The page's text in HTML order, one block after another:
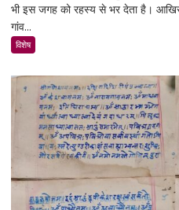
भी इस जगह को रहस्य से भर देता है।
गांव...
विशेष